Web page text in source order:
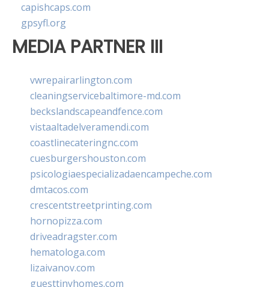
capishcaps.com
gpsyfl.org
MEDIA PARTNER III
vwrepairarlington.com
cleaningservicebaltimore-md.com
beckslandscapeandfence.com
vistaaltadelveramendi.com
coastlinecateringnc.com
cuesburgershouston.com
psicologiaespecializadaencampeche.com
dmtacos.com
crescentstreetprinting.com
hornopizza.com
driveadragster.com
hematologa.com
lizaivanov.com
guesttinyhomes.com